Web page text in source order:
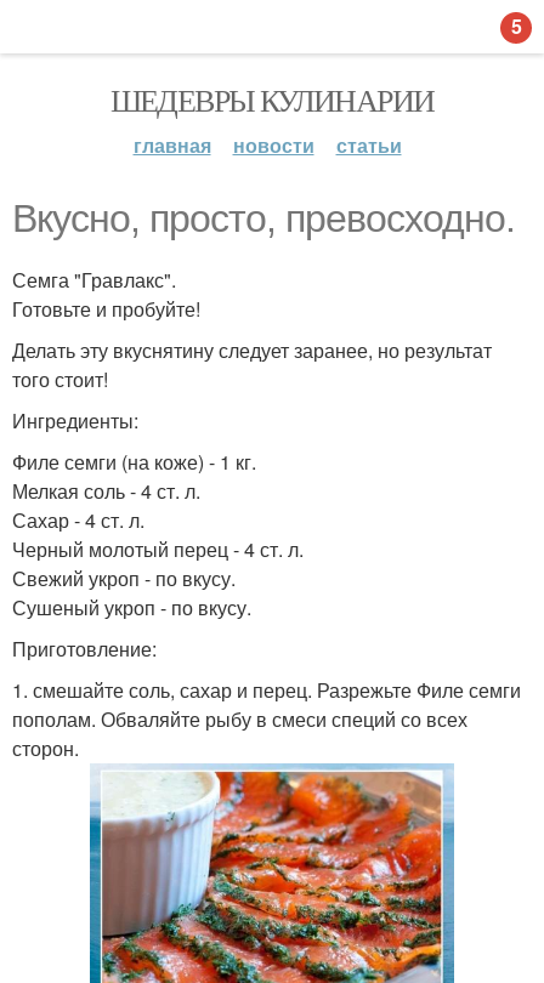
ШЕДЕВРЫ КУЛИНАРИИ
главная новости статьи
Вкусно, просто, превосходно.
Семга "Гравлакс".
Готовьте и пробуйте!
Делать эту вкуснятину следует заранее, но результат
того стоит!
Ингредиенты:
Филе семги (на коже) - 1 кг.
Мелкая соль - 4 ст. л.
Сахар - 4 ст. л.
Черный молотый перец - 4 ст. л.
Свежий укроп - по вкусу.
Сушеный укроп - по вкусу.
Приготовление:
1. смешайте соль, сахар и перец. Разрежьте Филе семги
пополам. Обваляйте рыбу в смеси специй со всех
сторон.
5